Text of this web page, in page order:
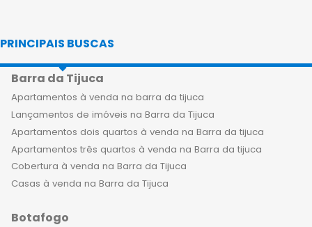
PRINCIPAIS BUSCAS
Barra da Tijuca
Apartamentos à venda na barra da tijuca
Lançamentos de imóveis na Barra da Tijuca
Apartamentos dois quartos à venda na Barra da tijuca
Apartamentos três quartos à venda na Barra da tijuca
Cobertura à venda na Barra da Tijuca
Casas à venda na Barra da Tijuca
Botafogo